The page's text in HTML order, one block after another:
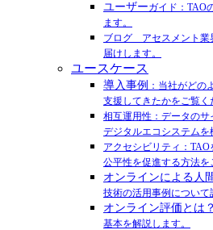
ユーザーガイド：TAO
ます。
ブログ アセスメント業
届けします。
ユースケース
導入事例 ：当社がどの
支援してきたかをご覧く
相互運用性：データの
デジタルエコシステムを
アクセシビリティ：
公平性を促進する方法を
オンラインによる人
技術の活用事例について
オンライン評価とは？
基本を解説します。